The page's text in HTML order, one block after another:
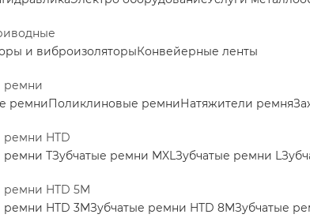
и виброизоляторыКонвейерные ленты
ремни
ремниПоликлиновые ремниНатяжители ремня
ремни HTD
ремни ТЗубчатые ремни MXLЗубчатые ремни L
ремни HTD 5M
ремни HTD 3MЗубчатые ремни HTD 8MЗубчатые